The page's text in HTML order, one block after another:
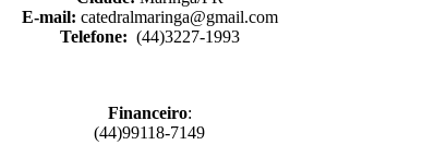
E-mail: catedralmaringa@gmail.com
Telefone: (44)3227-1993
Financeiro:
(44)99118-7149